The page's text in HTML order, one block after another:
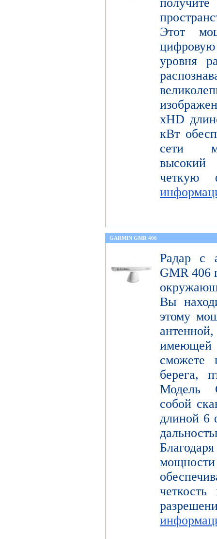
Этот
уровня
xHD
кВт
сети
высокий
четкую
GARMIN GMR 406
Радар с
GMR 406
Вы
этому
сможете
берега,
Модель
собой
длиной 6